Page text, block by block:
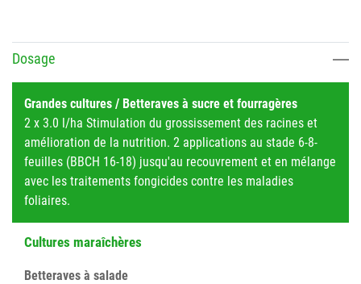
Dosage
Grandes cultures / Betteraves à sucre et fourragères
2 x 3.0 l/ha Stimulation du grossissement des racines et
amélioration de la nutrition. 2 applications au stade 6-8-
feuilles (BBCH 16-18) jusqu'au recouvrement et en mélange
avec les traitements fongicides contre les maladies
foliaires.
Cultures maraîchères
Betteraves à salade